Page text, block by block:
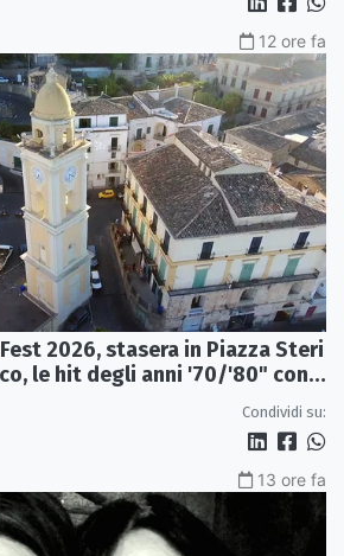
12 ore fa
2026, stasera in Piazza Steri
le hit degli anni '70/'80" con
Condividi su:
13 ore fa